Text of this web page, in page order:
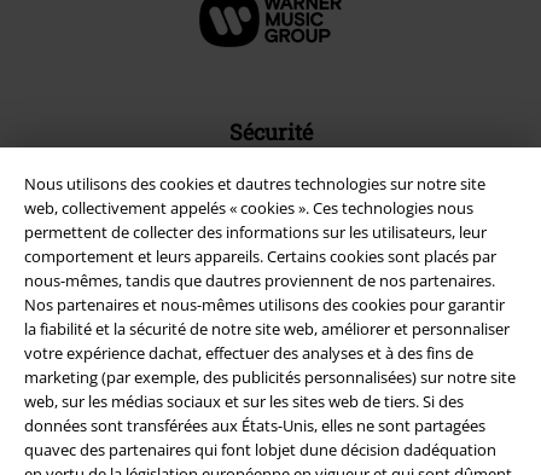
Nous utilisons des cookies et dautres technologies sur notre site
web, collectivement appelés « cookies ». Ces technologies nous
permettent de collecter des informations sur les utilisateurs, leur
comportement et leurs appareils. Certains cookies sont placés par
nous-mêmes, tandis que dautres proviennent de nos partenaires.
Nos partenaires et nous-mêmes utilisons des cookies pour garantir
la fiabilité et la sécurité de notre site web, améliorer et personnaliser
votre expérience dachat, effectuer des analyses et à des fins de
marketing (par exemple, des publicités personnalisées) sur notre site
web, sur les médias sociaux et sur les sites web de tiers. Si des
données sont transférées aux États-Unis, elles ne sont partagées
quavec des partenaires qui font lobjet dune décision dadéquation
Sécurité